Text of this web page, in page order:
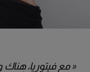
« مع فيتوريا،